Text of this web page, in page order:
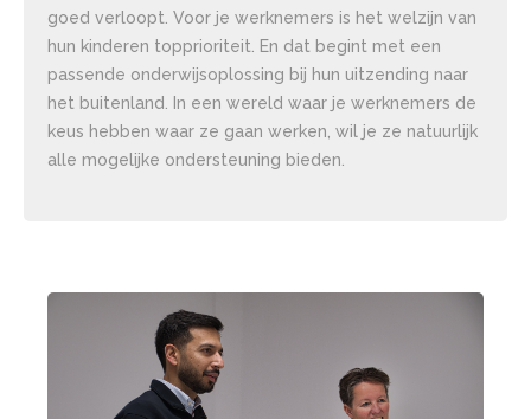
goed verloopt. Voor je werknemers is het welzijn van
hun kinderen topprioriteit. En dat begint met een
passende onderwijsoplossing bij hun uitzending naar
het buitenland. In een wereld waar je werknemers de
keus hebben waar ze gaan werken, wil je ze natuurlijk
alle mogelijke ondersteuning bieden.